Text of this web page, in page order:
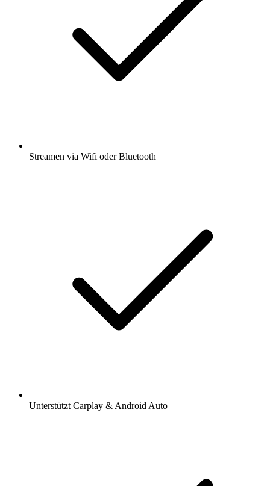
Streamen via Wifi oder Bluetooth
Unterstützt Carplay & Android Auto